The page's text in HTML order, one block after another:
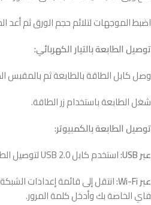
اضبط الموجهات لتلائم حجم الورق ثم أعد
توصيل الطابعة بالتيار الكهربائي:
وصل كابل الطاقة بالطابعة ثم بالمقبس
شغل الطابعة باستخدام زر الطاقة.
توصيل الطابعة بالكمبيوتر:
عبر USB:
استخدم كابل USB 2.0 لتوصيل الطابعة بالكمبيوتر مباشرة.
عبر Wi-Fi:
انتقل إلى قائمة إعدادات
فاي الخاصة بك وأدخل كلمة المرور.